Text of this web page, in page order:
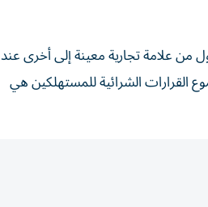
من علامة تجارية معينة إلى أخرى عند
القرارات الشرائية للمستهلكين هي